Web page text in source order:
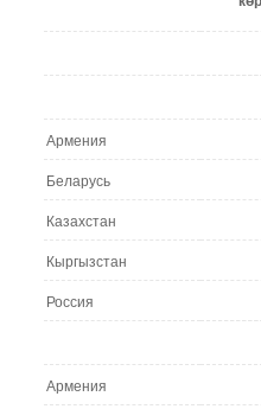
Армения
Беларусь
Казахстан
Кыргызстан
Россия
Армения